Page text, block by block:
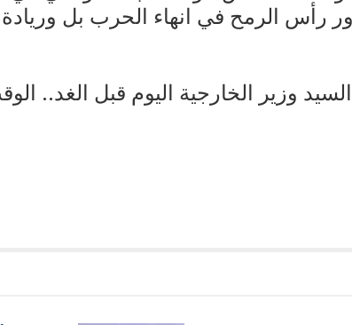
رأس الرمح في انهاء الحرب بل وريادة
وزير الخارجية اليوم قبل الغد..